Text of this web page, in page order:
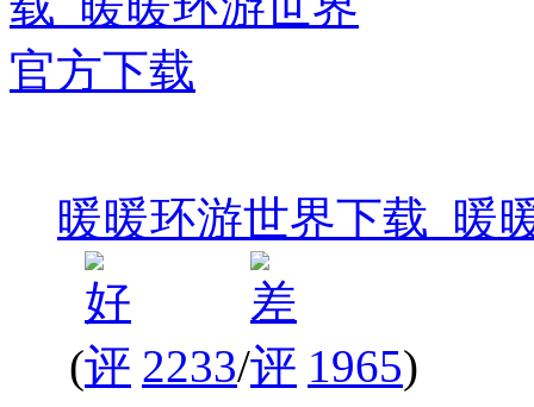
暖暖环游世界下载_暖
( 2233/ 1965)